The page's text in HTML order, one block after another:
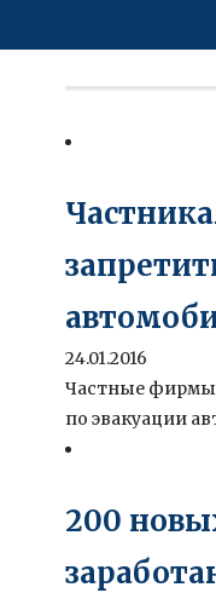
24.01.2016
Частные фирмы
по эвакуации
200